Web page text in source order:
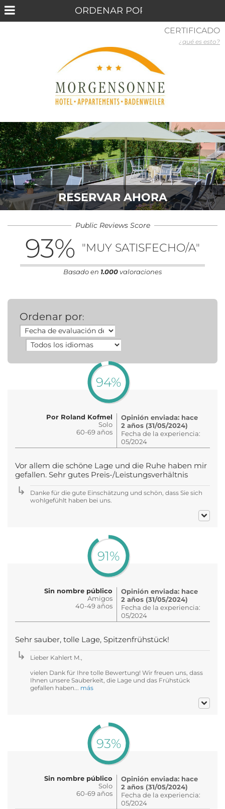
RESERVAR AHORA
Public Reviews Score
93% "MUY SATISFECHO/A"
Basado en 1.000valoraciones
Ordenar por:
94%
Por Roland Kofmel
Solo
60-69 años
Opinión enviada: hace
2 años (31/05/2024)
Fecha de la experiencia:
05/2024
Vor allem die schöne Lage und die Ruhe haben mir
gefallen. Sehr gutes Preis-/Leistungsverhältnis
Danke für die gute Einschätzung und schön, dass Sie sich
wohlgefühlt haben bei uns.
91%
Sin nombre público
Amigos
40-49 años
Opinión enviada: hace
2 años (31/05/2024)
Fecha de la experiencia:
05/2024
Sehr sauber, tolle Lage, Spitzenfrühstück!
Lieber Kahlert M.,
vielen Dank für Ihre tolle Bewertung! Wir freuen uns, dass
Ihnen unsere Sauberkeit, die Lage und das Frühstück
gefallen haben... más
93%
Sin nombre público
Solo
60-69 años
Opinión enviada: hace
2 años (31/05/2024)
Fecha de la experiencia:
05/2024
CERTIFICADO
¿qué es esto?